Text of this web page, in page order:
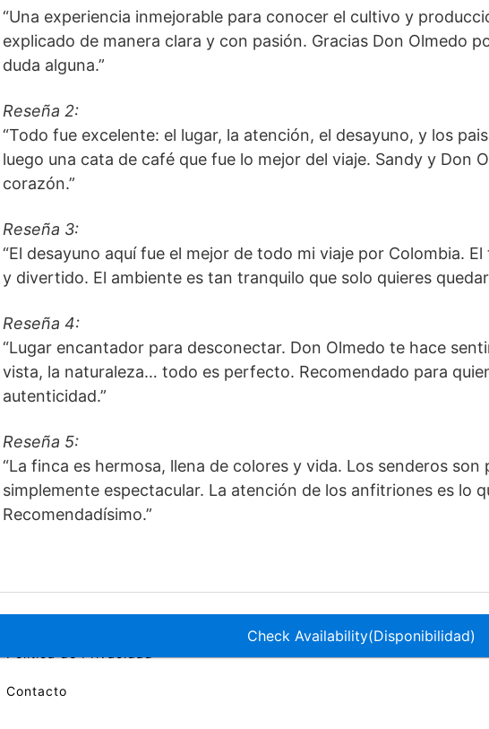
“Una experiencia inmejorable para conocer el cultivo y
explicado de manera clara y con pasión. Gracias Don Olmedo
duda alguna.”
Reseña 2:
“Todo fue excelente: el lugar, la atención, el desayuno, y los
luego una cata de café que fue lo mejor del viaje. Sandy y Don
corazón.”
Reseña 3:
“El desayuno aquí fue el mejor de todo mi viaje por Colombia.
y divertido. El ambiente es tan tranquilo que solo quieres
Reseña 4:
“Lugar encantador para desconectar. Don Olmedo te hace
vista, la naturaleza… todo es perfecto. Recomendado para
autenticidad.”
Reseña 5:
“La finca es hermosa, llena de colores y vida. Los senderos son
simplemente espectacular. La atención de los anfitriones es lo
Recomendadísimo.”
Contacto
Check Availability(Disponibilidad)